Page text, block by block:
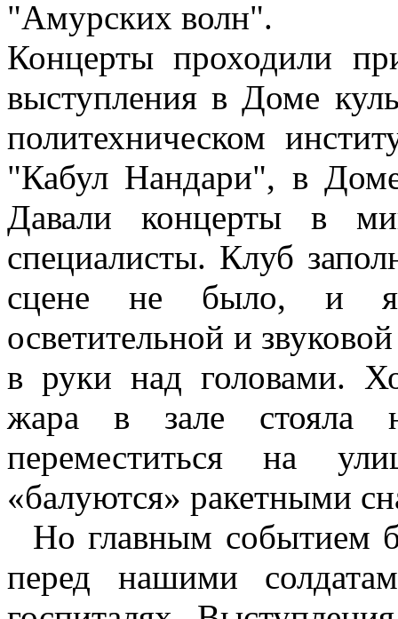
"Амурских волн".
Концерты проходили
выступления в Доме
политехническом
"Кабул Нандари", в
Давали концерты в
специалисты. Клуб
сцене не было, и
осветительной и
в руки над головами.
жара в зале стояла
переместиться на
«балуются» ракетными
Но главным событием
перед нашими